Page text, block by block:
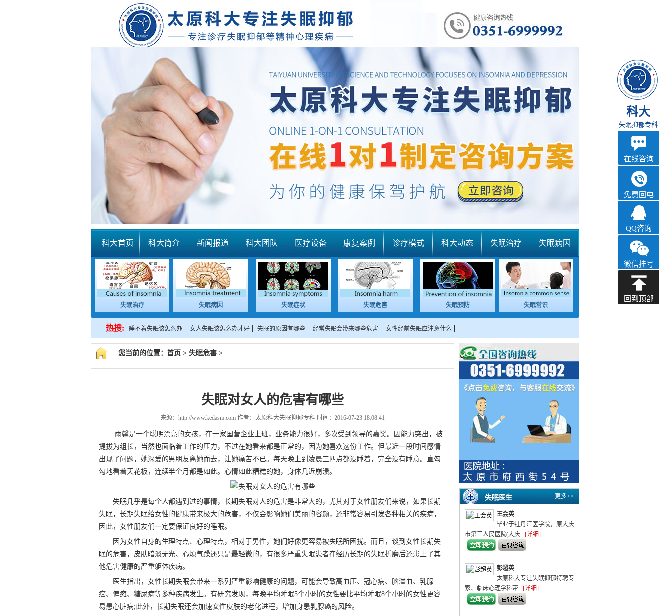
科大首页 科大简介 新闻报道 科大团队 医疗设备 康复案例 诊疗模式 科大动态 失眠治疗 失眠病因
失眠治疗 失眠病因 失眠症状 失眠危害 失眠预防 失眠常识
热搜: 睡不着失眠该怎么办 女人失眠该怎么办才好 失眠的原因有哪些 经常失眠会带来哪些危害 女性经前失眠应注意什么
您当前的位置： 首页 > 失眠危害 >
失眠对女人的危害有哪些
来源： http://www.kedasm.com作者：太原科大失眠抑郁专科 时间：2016-07-23 18:08:41
雨馨是一个聪明漂亮的女孩，在一家国营企业上班，业务能力很好，多次受到领导的嘉奖。因能力突出，被
提拔为组长，当然也面临着工作的压力，不过在她看来都是正常的，因为她喜欢这份工作。但最近一段时间感情
出现了问题，她深爱的男朋友离她而去，让她痛苦不已。每天晚上到凌晨三四点都没睡着，完全没有睡意。直勾
勾地看着天花板，连续半个月都是如此。心情如此糟糕的她，身体几近崩溃。
失眠几乎是每个人都遇到过的事情，长期失眠对人的危害是非常大的，尤其对于女性朋友们来说，如果长期
失眠，长期失眠给女性的健康带来极大的危害，不仅会影响她们美丽的容颜，还非常容易引发各种相关的疾病，
因此，女性朋友们一定要保证良好的睡眠。
因为女性自身的生理特点、心理特点，相对于男性，她们好像更容易被失眠所困扰。而且，谈到女性长期失
眠的危害，皮肤暗淡无光、心烦气躁还只是最轻微的，有很多严重失眠患者在经历长期的失眠折磨后还患上了其
他危害健康的严重躯体疾病。
医生指出，女性长期失眠会带来一系列严重影响健康的问题，可能会导致高血压、冠心病、脑溢血、乳腺
癌、偏瘫、糖尿病等多种疾病发生。有研究发现，每晚平均睡眠5个小时的女性要比平均睡眠8个小时的女性更容
易患心脏病;此外，长期失眠还会加速女性皮肤的老化进程，增加身患乳腺癌的风险。
+更多>>
失眠医生
王会英
毕业于牡丹江医学院，原大庆
市第三人民医院(大庆...[详细]
彭超英
太原科大专注失眠抑郁特聘专
家、临床心理学科带...[详细]
科大
失眠抑郁专科
在线咨询
免费回电
QQ咨询
微信挂号
回到顶部